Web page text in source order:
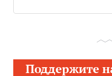
Поддержите